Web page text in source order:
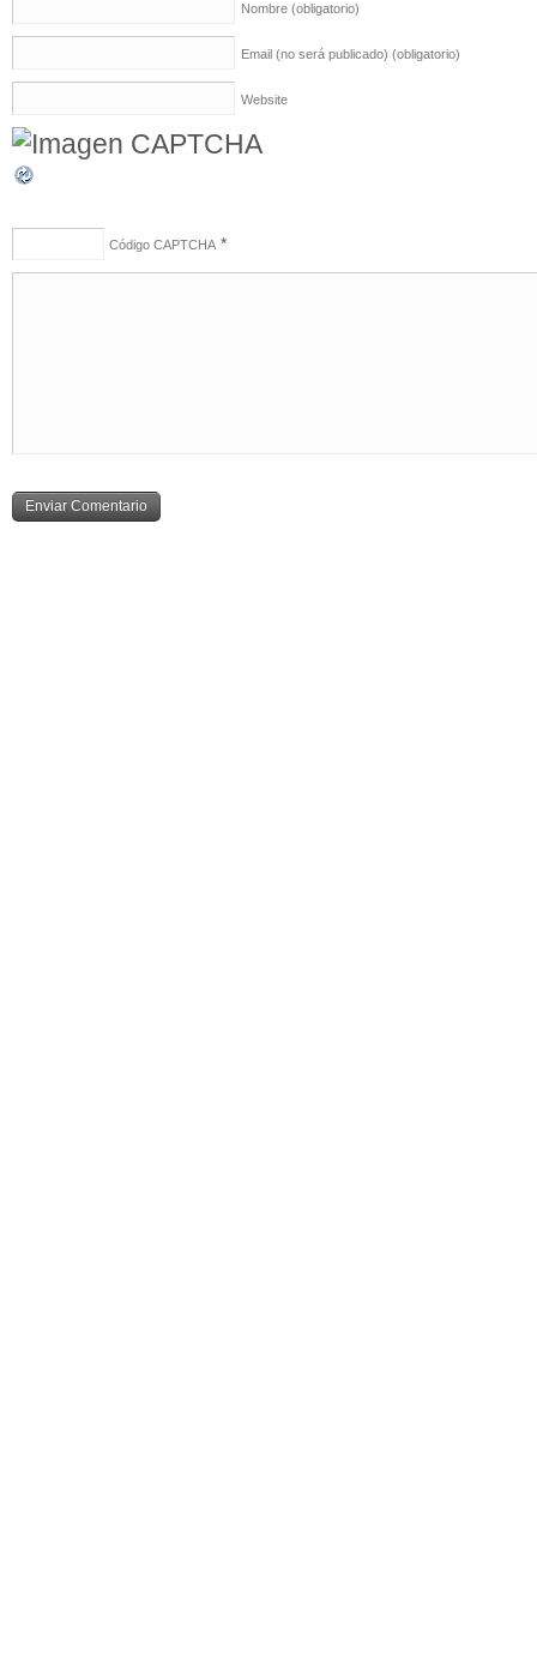
Nombre (obligatorio)
Email (no será publicado) (obligatorio)
Website
Código CAPTCHA *